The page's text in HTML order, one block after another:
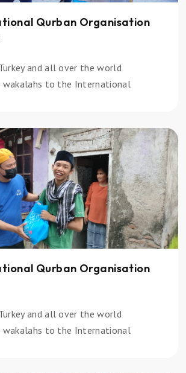
Qurban Organisation
and all over the world
to the International
Qurban Organisation
and all over the world
to the International